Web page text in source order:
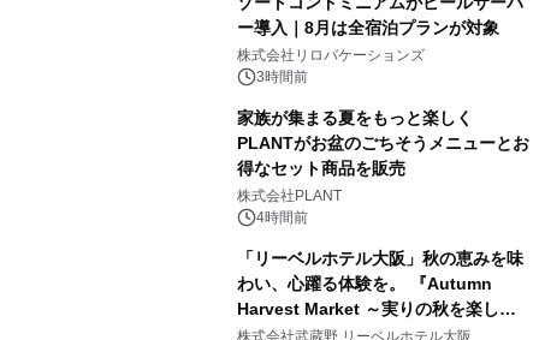
ー導入｜8月は全宿泊プランが対象
株式会社リロバケーションズ
3時間前
家族が集まる夏をもっと楽しく
PLANTがお盆のごちそうメニューとお
得なセット商品を販売
株式会社PLANT
4時間前
「リーベルホテル大阪」秋の恵みを味
わい、心躍る体験を。 『Autumn
Harvest Market ～実りの秋を楽しむ
ディナー&スイーツビュッフェ～』を9
株式会社武蔵野 リーベルホテル大阪